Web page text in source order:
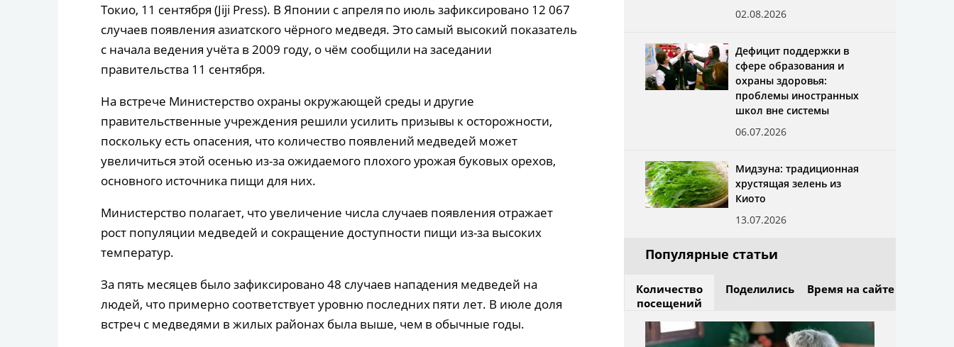
Токио, 11 сентября (Jiji Press). В Японии с апреля по июль зафиксировано 12 067
случаев появления азиатского чёрного медведя. Это самый высокий показатель
с начала ведения учёта в 2009 году, о чём сообщили на заседании
правительства 11 сентября.
На встрече Министерство охраны окружающей среды и другие
правительственные учреждения решили усилить призывы к осторожности,
поскольку есть опасения, что количество появлений медведей может
увеличиться этой осенью из-за ожидаемого плохого урожая буковых орехов,
основного источника пищи для них.
Министерство полагает, что увеличение числа случаев появления отражает
рост популяции медведей и сокращение доступности пищи из-за высоких
температур.
За пять месяцев было зафиксировано 48 случаев нападения медведей на
людей, что примерно соответствует уровню последних пяти лет. В июле доля
встреч с медведями в жилых районах была выше, чем в обычные годы.
02.08.2026
Дефицит поддержки в
сфере образования и
охраны здоровья:
проблемы иностранных
школ вне системы
06.07.2026
Мидзуна: традиционная
хрустящая зелень из
Киото
13.07.2026
Популярные статьи
Количество
посещений
Поделились Время на сайте